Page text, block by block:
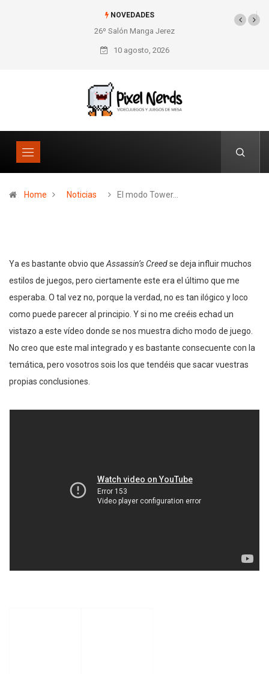
NOVEDADES
26º Salón Manga Jerez SNES Pixel Book para
los amantes de lo retro
10 agosto, 2026
Home Noticias El modo Tower…
Ya es bastante obvio que Assassin’s Creedse deja influir muchos
estilos de juegos, pero ciertamente este era el último que me
esperaba. O tal vez no, porque la verdad, no es tan ilógico y loco
como puede parecer al principio. Y si no me creéis echad un
vistazo a este vídeo donde se nos muestra dicho modo de juego.
No creo que este mal integrado y es bastante consecuente con la
temática, pero vosotros sois los que tendéis que sacar vuestras
propias conclusiones.